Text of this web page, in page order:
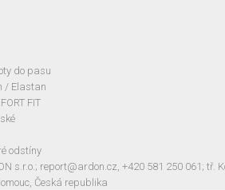
do pasu
/ Elastan
FIT
odstíny
s.r.o.; report@ardon.cz, +420 581 250 061; tř.
Česká republika